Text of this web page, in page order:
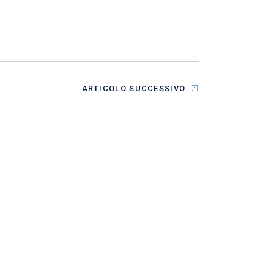
ARTICOLO SUCCESSIVO